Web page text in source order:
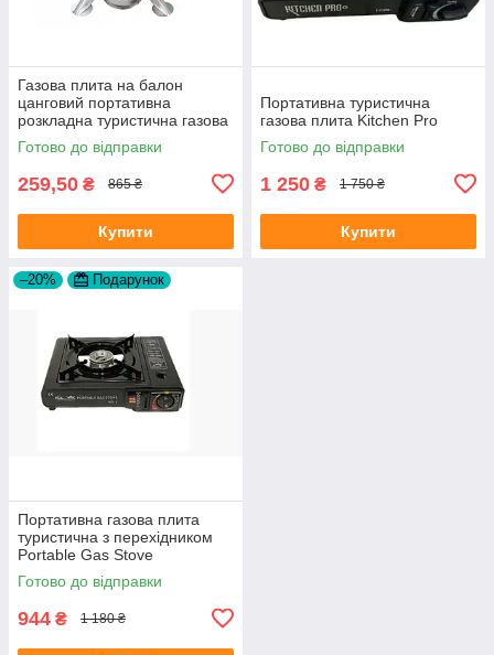
Газова плита на балон
цанговий портативна
розкладна туристична газова
горілка TOURIST COOKER
Готово до відправки
259,50 ₴ 865 ₴
Купити
Портативна туристична
газова плита Kitchen Pro
Готово до відправки
1 250 ₴ 1 750 ₴
Купити
–20% Подарунок
Портативна газова плита
туристична з перехідником
Portable Gas Stove
Готово до відправки
944 ₴ 1 180 ₴